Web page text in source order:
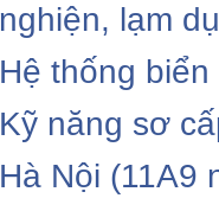
nghiện, lạm
Hệ thống
Kỹ năng sơ
Hà Nội (11A9